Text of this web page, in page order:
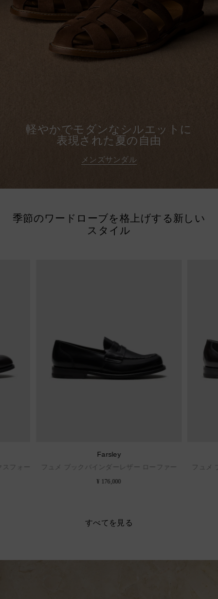
軽やかでモダンなシルエットに
表現された夏の自由
メンズサンダル
季節のワードローブを格上げする新しい
スタイル
スフォー
Farsley
フュメ ブックバインダーレザー ローファー
¥ 176,000
フュメ
すべてを見る